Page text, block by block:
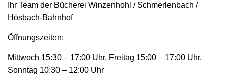
Ihr Team der Bücherei Winzenhohl / Schmerlenbach /
Hösbach-Bahnhof
Öffnungszeiten:
Mittwoch 15:30 – 17:00 Uhr, Freitag 15:00 – 17:00 Uhr,
Sonntag 10:30 – 12:00 Uhr